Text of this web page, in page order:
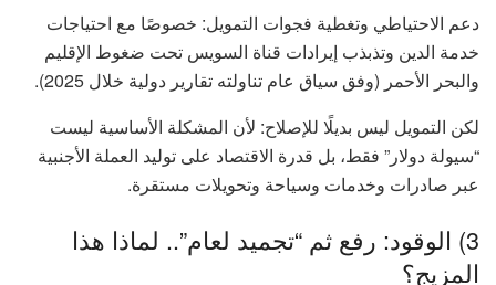
دعم الاحتياطي وتغطية فجوات التمويل: خصوصًا مع احتياجات
خدمة الدين وتذبذب إيرادات قناة السويس تحت ضغوط الإقليم
والبحر الأحمر (وفق سياق عام تناولته تقارير دولية خلال 2025).
لكن التمويل ليس بديلًا للإصلاح: لأن المشكلة الأساسية ليست
“سيولة دولار” فقط، بل قدرة الاقتصاد على توليد العملة الأجنبية
عبر صادرات وخدمات وسياحة وتحويلات مستقرة.
3) الوقود: رفع ثم “تجميد لعام”.. لماذا هذا
المزيج؟